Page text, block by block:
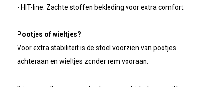
- HIT-line: Zachte stoffen bekleding voor extra comfort.
Pootjes of wieltjes?
Voor extra stabiliteit is de stoel voorzien van pootjes
achteraan en wieltjes zonder rem vooraan.